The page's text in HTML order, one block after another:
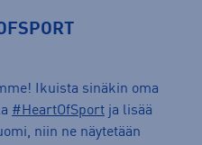
Ikuista sinäkin oma
#HeartOfSport ja lisää
niin ne näytetään